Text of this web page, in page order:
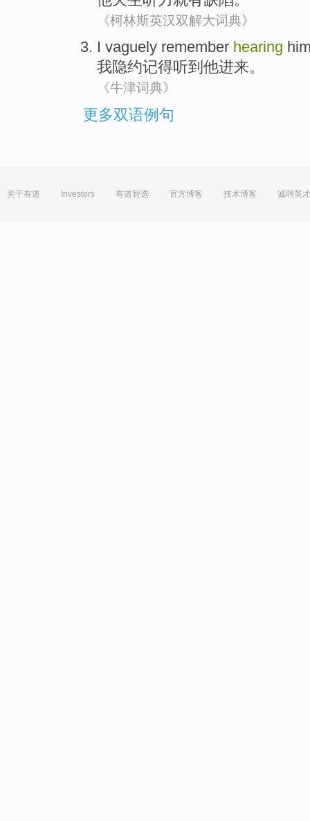
《柯林斯英汉双解大词典》
I vaguely remember hearing
我隐约记得听到 他进来。
《牛津词典》
更多双语例句
关于有道 Investors 有道智选 官方博客 技术博客 诚聘英才